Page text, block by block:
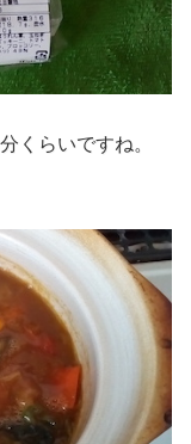
くらいですね。